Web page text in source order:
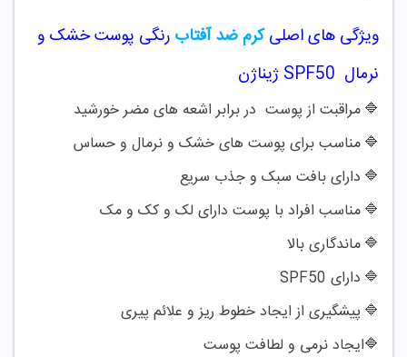
ویژگی های اصلیکرم ضد آفتاب رنگی پوست خشک و
نرمال SPF50 ژیناژن
🔷مراقبت از پوست در برابر اشعه های مضر خورشید
🔷مناسب برای پوست های خشک و نرمال و حساس
🔷 دارای بافت سبک و جذب سریع
🔷مناسب افراد با پوست دارای لک و کک و مک
🔷ماندگاری بالا
🔷 دارای SPF50
🔷 پیشگیری از ایجاد خطوط ریز و علائم پیری
🔷ایجاد نرمی و لطافت پوست